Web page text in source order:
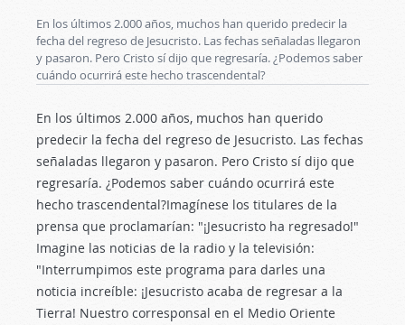
En los últimos 2.000 años, muchos han querido predecir la
fecha del regreso de Jesucristo. Las fechas señaladas llegaron
y pasaron. Pero Cristo sí dijo que regresaría. ¿Podemos saber
cuándo ocurrirá este hecho trascendental?
En los últimos 2.000 años, muchos han querido
predecir la fecha del regreso de Jesucristo. Las fechas
señaladas llegaron y pasaron. Pero Cristo sí dijo que
regresaría. ¿Podemos saber cuándo ocurrirá este
hecho trascendental?Imagínese los titulares de la
prensa que proclamarían: "¡Jesucristo ha regresado!"
Imagine las noticias de la radio y la televisión:
"Interrumpimos este programa para darles una
noticia increíble: ¡Jesucristo acaba de regresar a la
Tierra! Nuestro corresponsal en el Medio Oriente